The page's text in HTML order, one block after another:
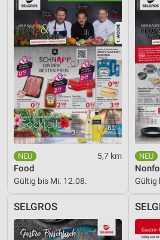
5,7 km
Food
Gültig bis Mi. 12.08. Gültig
SELGROS